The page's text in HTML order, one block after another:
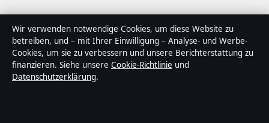
Über Blickindex in Kürze
Blickindex ist ein unabhängiger digitaler
Nachrichtenanbieter mit Fokus auf Politik, Wirtschaft,
Technik und Gesellschaft in Deutschland. Jeder Artikel
Wir verwenden notwendige Cookies, um diese Website zu
betreiben, und – mit Ihrer Einwilligung – Analyse- und Werbe-
Cookies, um sie zu verbessern und unsere Berichterstattung zu
finanzieren. Siehe unsere Cookie-Richtlinie und
Datenschutzerklärung.